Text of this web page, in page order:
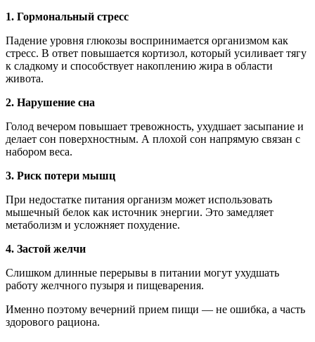
1. Гормональный стресс
Падение уровня глюкозы воспринимается организмом как
стресс. В ответ повышается кортизол, который усиливает тягу
к сладкому и способствует накоплению жира в области
живота.
2. Нарушение сна
Голод вечером повышает тревожность, ухудшает засыпание и
делает сон поверхностным. А плохой сон напрямую связан с
набором веса.
3. Риск потери мышц
При недостатке питания организм может использовать
мышечный белок как источник энергии. Это замедляет
метаболизм и усложняет похудение.
4. Застой желчи
Слишком длинные перерывы в питании могут ухудшать
работу желчного пузыря и пищеварения.
Именно поэтому вечерний прием пищи — не ошибка, а часть
здорового рациона.